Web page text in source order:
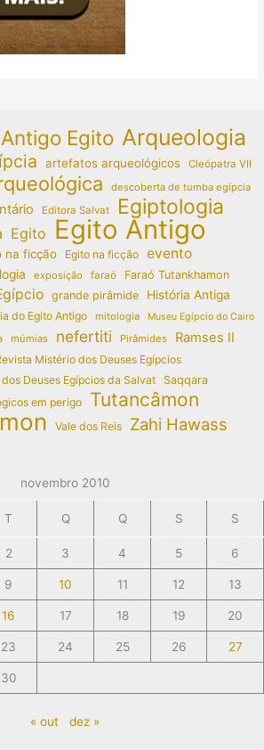
Antigo Egito Arqueologia
artefatos arqueológicos Cleópatra VII
descoberta de tumba egípcia
Editora Salvat Egiptologia
Egito Egito Antigo
na ficção Egito na ficção evento
exposição faraó Faraó Tutankhamon
grande pirâmide
História Antiga
do Egito Antigo mitologia Museu Egípcio do Cairo
múmias nefertiti Pirâmides Ramses II
Mistério dos Deuses Egípcios
Deuses Egípcios da Salvat
Saqqara
em perigo
Tutancâmon
Vale dos Reis Zahi Hawass
novembro 2010
T Q Q S S
2 3 4 5 6
9 10 11 12 13
16 17 18 19 20
23 24 25 26 27
30
« out dez »